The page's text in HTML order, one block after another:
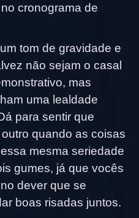
cronograma de
tom de gravidade e
não sejam o casal
mas
uma lealdade
para sentir que
quando as coisas
mesma seriedade
gumes, já que vocês
dever que se
boas risadas juntos.